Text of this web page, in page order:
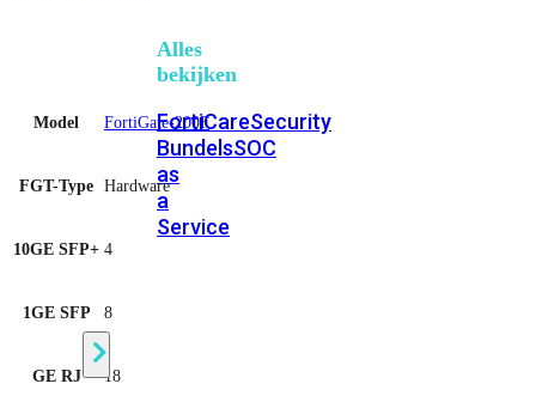
Alles
bekijken
FortiCareSecurity
BundelsSOC
as
a
Service
Beveiliging
Model FortiGate-200F
FGT-Type Hardware
10GE SFP+ 4
1GE SFP 8
GE RJ 18